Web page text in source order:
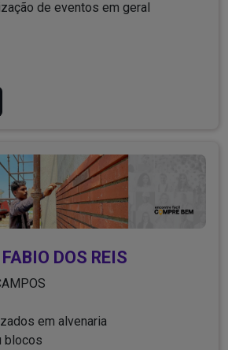
de eventos em geral
DOS REIS
em alvenaria
blocos